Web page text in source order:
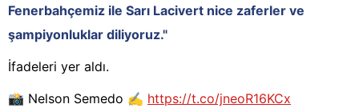
Fenerbahçemiz ile Sarı Lacivert nice zaferler ve
şampiyonluklar diliyoruz."
İfadeleri yer aldı.
📸 Nelson Semedo ✍️ https://t.co/jneoR16KCx